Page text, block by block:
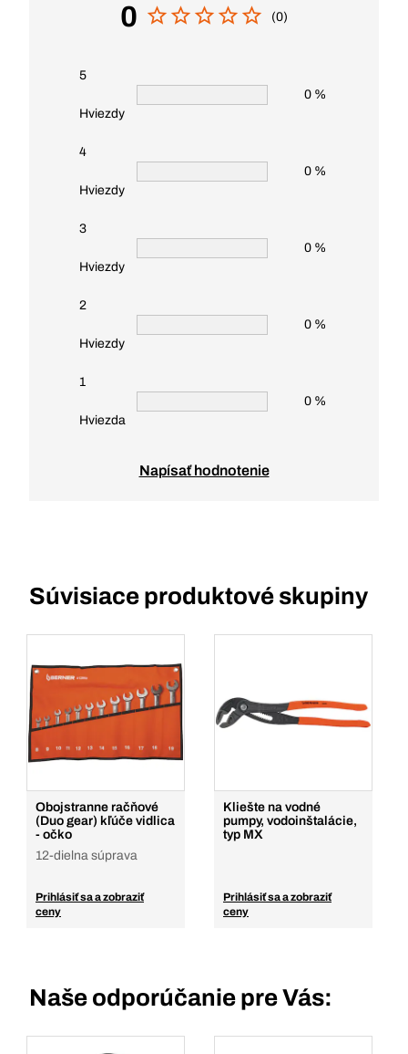
0 (0)
5
Hviezdy
0 %
4
Hviezdy
0 %
3
Hviezdy
0 %
2
Hviezdy
0 %
1
Hviezda
0 %
Napísať hodnotenie
Súvisiace produktové skupiny
Obojstranne račňové
(Duo gear) kľúče vidlica
- očko
12-dielna súprava
Prihlásiť sa a zobraziť
ceny
Kliešte na vodné
pumpy, vodoinštalácie,
typ MX
Prihlásiť sa a zobraziť
ceny
Naše odporúčanie pre Vás: